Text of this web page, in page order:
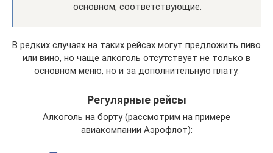
основном, соответствующие.
В редких случаях на таких рейсах могут предложить пиво
или вино, но чаще алкоголь отсутствует не только в
основном меню, но и за дополнительную плату.
Регулярные рейсы
Алкоголь на борту (рассмотрим на примере
авиакомпании Аэрофлот):